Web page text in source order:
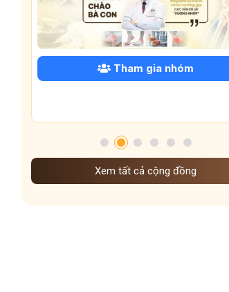
Xem tất cả cộng đồng